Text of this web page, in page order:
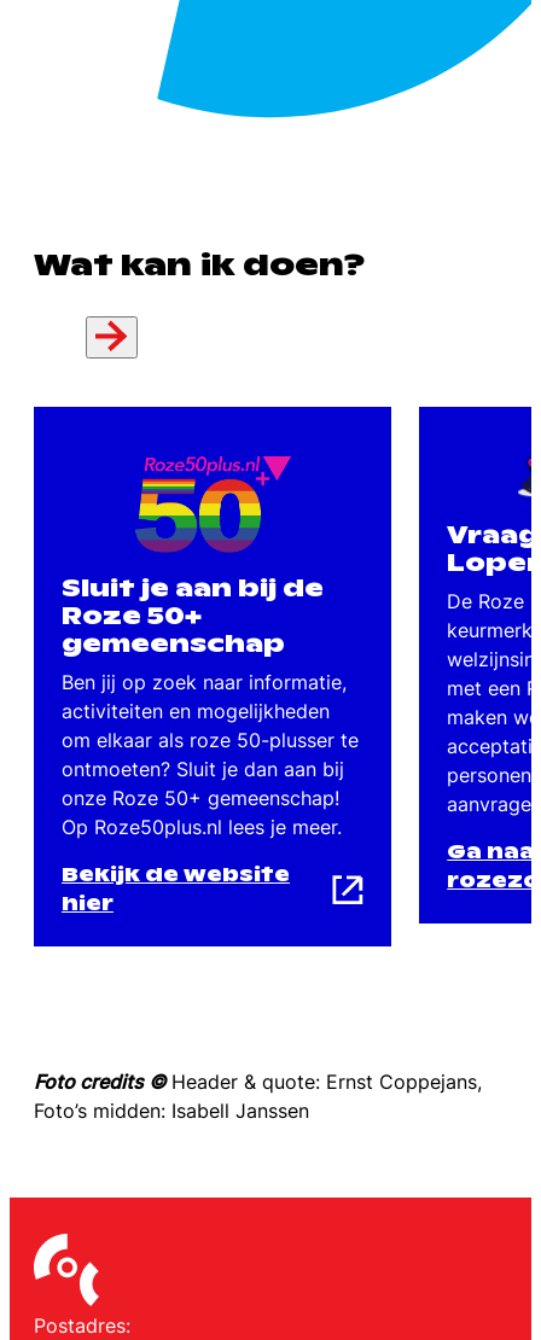
Wat kan ik doen?
Sluit je aan bij de
Roze 50+
gemeenschap
Ben jij op zoek naar informatie,
activiteiten en mogelijkheden
om elkaar als roze 50-plusser te
ontmoeten? Sluit je dan aan bij
onze Roze 50+ gemeenschap!
Op Roze50plus.nl lees je meer.
Bekijk de website
hier
De Roze
met een
maken
Ga
Foto credits © Header & quote: Ernst Coppejans,
Foto’s midden: Isabell Janssen
Postadres: